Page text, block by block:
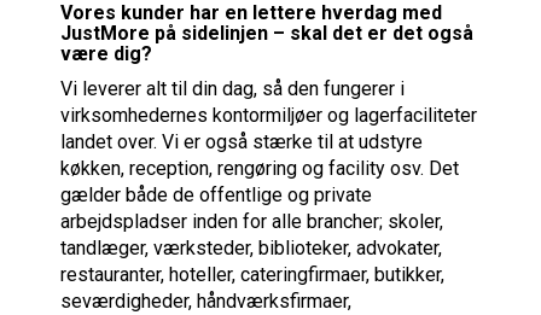
Vores kunder har en lettere hverdag med
JustMore på sidelinjen – skal det er det også
være dig?
Vi leverer alt til din dag, så den fungerer i
virksomhedernes kontormiljøer og lagerfaciliteter
landet over. Vi er også stærke til at udstyre
køkken, reception, rengøring og facility osv. Det
gælder både de offentlige og private
arbejdspladser inden for alle brancher; skoler,
tandlæger, værksteder, biblioteker, advokater,
restauranter, hoteller, cateringfirmaer, butikker,
seværdigheder, håndværksfirmaer,